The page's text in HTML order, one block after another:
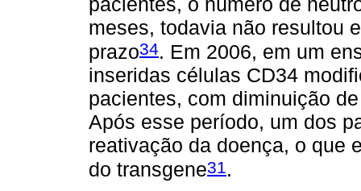
meses, todavia não resultou
prazo34. Em 2006, em um
inseridas células CD34
pacientes, com diminuição
Após esse período, um dos
reativação da doença, o que
do transgene31 .